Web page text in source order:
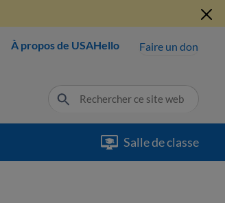
À propos de USAHello Faire un don
Salle de classe